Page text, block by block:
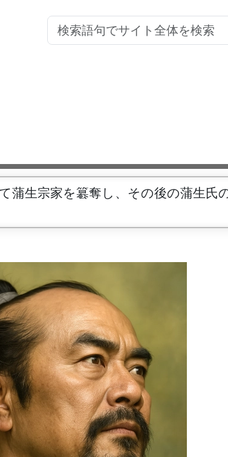
蒲生宗家を簒奪し、その後の蒲生氏